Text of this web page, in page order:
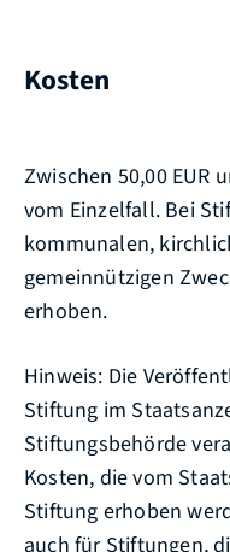
Kosten
Zwischen 50,00 EUR
vom Einzelfall. Bei
kommunalen,
gemeinnützigen
erhoben.
Hinweis: Die
Stiftung im
Stiftungsbehörde
Kosten, die vom
Stiftung erhoben
auch für Stiftungen,